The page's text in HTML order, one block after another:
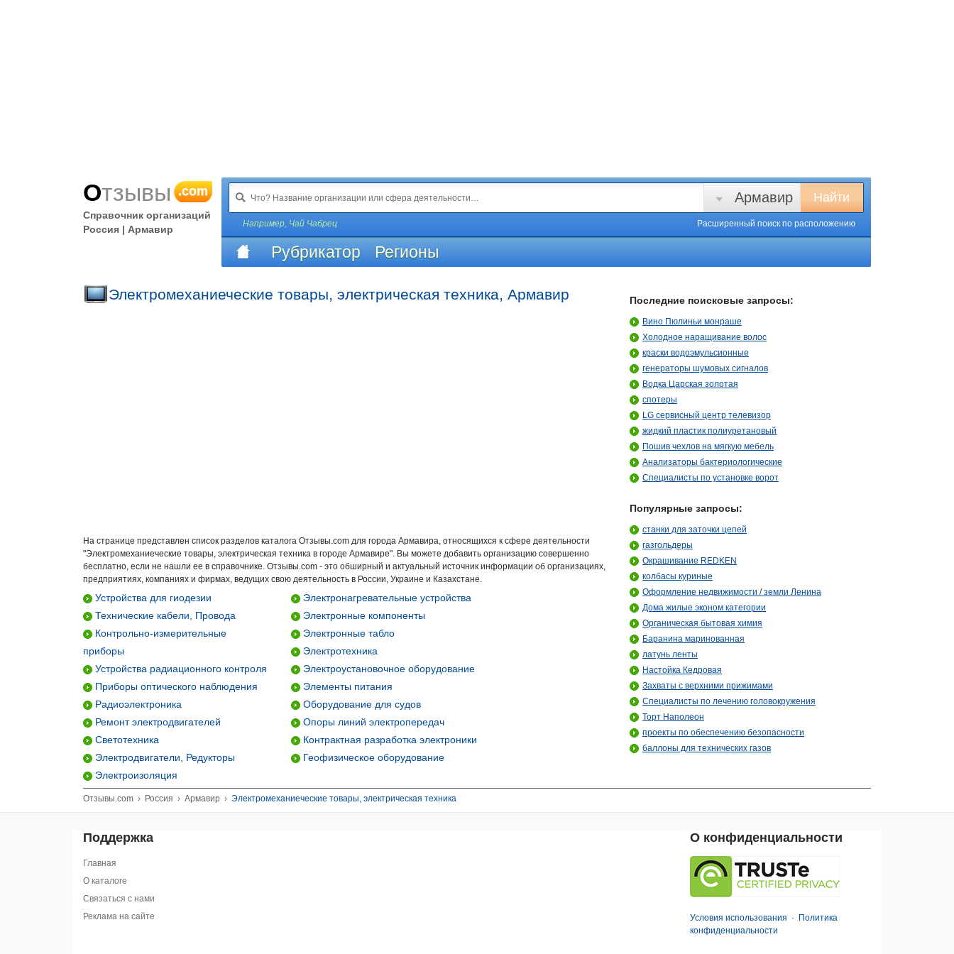
Отзывы .com
Справочник организаций
Россия | Армавир
Найти
Армавир
Например, Чай Чабрец Расширенный поиск по расположению
Рубрикатор Регионы
Электромеханиеческие товары, электрическая техника, Армавир
На странице представлен список разделов каталога Отзывы.com для города Армавира, относящихся к сфере деятельности
"Электромеханиеческие товары, электрическая техника в городе Армавире". Вы можете добавить организацию совершенно
бесплатно, если не нашли ее в справочнике. Отзывы.com - это обширный и актуальный источник информации об организациях,
предприятиях, компаниях и фирмах, ведущих свою деятельность в России, Украине и Казахстане.
Устройства для гиодезии
Технические кабели, Провода
Контрольно-измерительные
приборы
Устройства радиационного контроля
Приборы оптического наблюдения
Радиоэлектроника
Ремонт электродвигателей
Светотехника
Электродвигатели, Редукторы
Электроизоляция
Электронагревательные устройства
Электронные компоненты
Электронные табло
Электротехника
Электроустановочное оборудование
Элементы питания
Оборудование для судов
Опоры линий электропередач
Контрактная разработка электроники
Геофизическое оборудование
Последние поисковые запросы:
Вино Пюлиньи монраше
Холодное наращивание волос
краски водоэмульсионные
генераторы шумовых сигналов
Водка Царская золотая
спотеры
LG сервисный центр телевизор
жидкий пластик полиуретановый
Пошив чехлов на мягкую мебель
Анализаторы бактериологические
Специалисты по установке ворот
Популярные запросы:
станки для заточки цепей
газгольдеры
Окрашивание REDKEN
колбасы куриные
Оформление недвижимости / земли Ленина
Дома жилые эконом категории
Органическая бытовая химия
Баранина маринованная
латунь ленты
Настойка Кедровая
Захваты с верхними прижимами
Специалисты по лечению головокружения
Торт Наполеон
проекты по обеспечению безопасности
баллоны для технических газов
Отзывы.com › Россия › Армавир › Электромеханиеческие товары, электрическая техника
Поддержка
Главная
О каталоге
Связаться с нами
Реклама на сайте
О конфиденциальности
Условия использования ·
Политика
конфиденциальности